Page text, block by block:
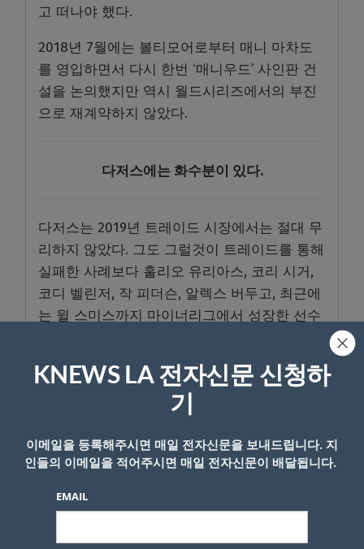
고 떠나야 했다.
2018년 7월에는 볼티모어로부터 매니 마차도
를 영입하면서 다시 한번 ‘매니우드’ 사인판 건
설을 논의했지만 역시 월드시리즈에서의 부진
으로 재계약하지 않았다.
다저스에는 화수분이 있다.
다저스는 2019년 트레이드 시장에서는 절대 무
리하지 않았다. 그도 그럴것이 트레이드를 통해
실패한 사례보다 훌리오 유리아스, 코리 시거,
코디 벨린저, 작 피더슨, 알렉스 버두고, 최근에
는 윌 스미스까지 마이너리그에서 성장한 선수
다. 괜히 트레이드로 외부인을 끌어들이기 보다
팀웍을 위해서도 훨씬 나아보였다.
그리고 이제 관중들도 그 부분을 더 좋아하기
시작했다. 2년째 월드시리즈 준우승을 하고 있
다면 2년째 준우승으로 아쉬움에 무릎을 쳤던
KNEWS LA 전자신문 신청하
기
이메일을 등록해주시면 매일 전자신문을 보내드립니다. 지
인들의 이메일을 적어주시면 매일 전자신문이 배달됩니다.
EMAIL